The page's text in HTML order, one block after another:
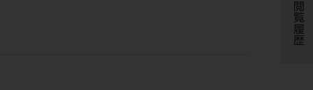
閲覧履歴